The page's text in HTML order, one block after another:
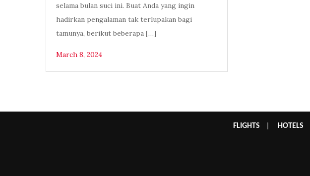
selama bulan suci ini. Buat Anda yang ingin
hadirkan pengalaman tak terlupakan bagi
tamunya, berikut beberapa […]
March 8, 2024
FLIGHTS HOTELS